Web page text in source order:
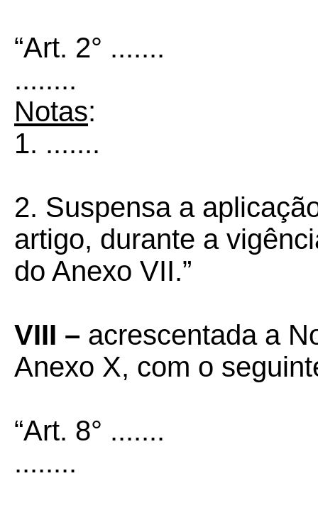
“Art. 2° .......
........
Notas:
1. .......
2. Suspensa a
artigo, durante a
do Anexo VII.”
VIII – acrescentada a
Anexo X, com o
“Art. 8° .......
........